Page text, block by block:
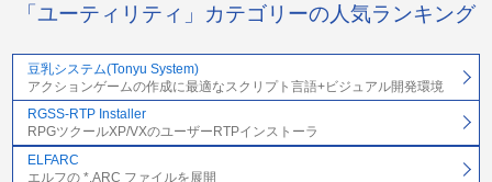
「ユーティリティ」カテゴリーの人気ランキング
豆乳システム(Tonyu System)
アクションゲームの作成に最適なスクリプト言語+ビジュアル開発環境
RGSS-RTP Installer
RPGツクールXP/VXのユーザーRTPインストーラ
ELFARC
エルフの *.ARC ファイルを展開